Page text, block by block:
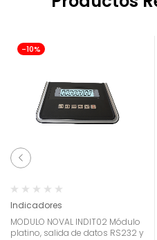
-10%
Indicadores
MODULO NOVAL INDIT02 Módulo
platino, salida de datos RS232 y